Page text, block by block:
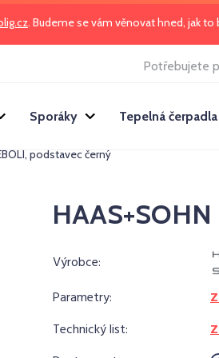
. Budeme se vám věnovat hned, jak
Potřebujete
Sporáky Tepelná čerpadla
podstavec černý
Výrobce:
Parametry:
Technický list: